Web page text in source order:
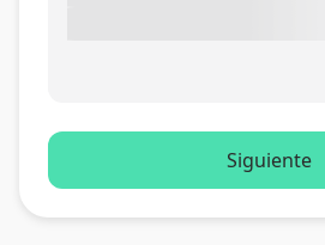
Siguiente